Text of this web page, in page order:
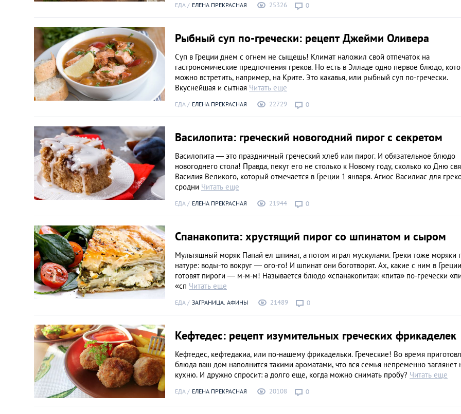
ЕДА ЕЛЕНА ПРЕКРАСНАЯ 25326 0
Рыбный суп по-гречески: рецепт Джейми Оливера
Суп в Греции днем с огнем не сыщешь! Климат наложил свой отпечаток на
гастрономические предпочтения греков. Но есть в Элладе одно первое блюдо,
можно встретить, например, на Крите. Это какавья, или рыбный суп по-гречески.
Вкуснейшая и сытная Читать еще
ЕДА ЕЛЕНА ПРЕКРАСНАЯ 22729 0
Василопита: греческий новогодний пирог с секретом
Василопита — это праздничный греческий хлеб или пирог. И обязательное блюдо
новогоднего стола! Правда, пекут его не столько к Новому году, сколько ко Дню
Василия Великого, который отмечается в Греции 1 января. Агиос Василиас для
сродни Читать еще
ЕДА ЕЛЕНА ПРЕКРАСНАЯ 21944 0
Спанакопита: хрустящий пирог со шпинатом и сыром
Мультяшный моряк Папай ел шпинат, а потом играл мускулами. Греки тоже моряки
натуре: воды-то вокруг — ого-го! И шпинат они боготворят. Ах, какие с ним в Греции
готовят пироги — м-м-м! Называется блюдо «спанакопита»: «пита» по-гречески
«сп Читать еще
ЕДА ЗАГРАНИЦА. АФИНЫ 21489 0
Кефтедес: рецепт изумительных греческих фрикаделек
Кефтедес, кефтедакиа, или по-нашему фрикадельки. Греческие! Во время
блюда ваш дом наполнится такими ароматами, что вся семья непременно заглянет
кухню. И дружно спросит: а долго еще, когда можно снимать пробу? Читать еще
ЕДА ЕЛЕНА ПРЕКРАСНАЯ 20108 0